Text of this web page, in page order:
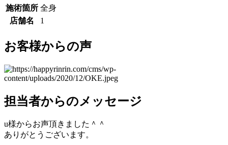
施術箇所 全身
店舗名
1
お客様からの声
担当者からのメッセージ
u様からお声頂きました＾＾
ありがとうございます。